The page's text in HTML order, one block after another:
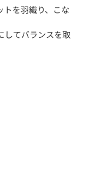
トを羽織り、こな
してバランスを取